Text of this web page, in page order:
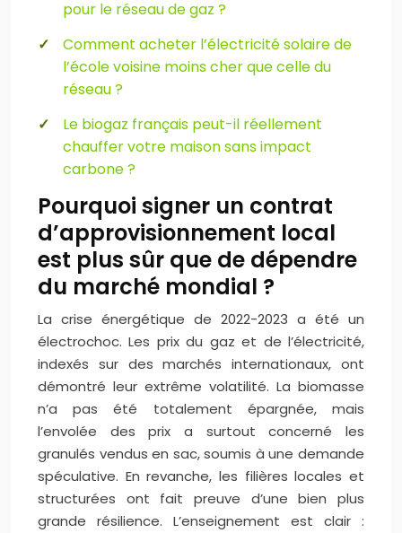
pour le réseau de gaz ?
Comment acheter l’électricité solaire de
l’école voisine moins cher que celle du
réseau ?
Le biogaz français peut-il réellement
chauffer votre maison sans impact
carbone ?
Pourquoi signer un contrat
d’approvisionnement local
est plus sûr que de dépendre
du marché mondial ?
La crise énergétique de 2022-2023 a été un
électrochoc. Les prix du gaz et de l’électricité,
indexés sur des marchés internationaux, ont
démontré leur extrême volatilité. La biomasse
n’a pas été totalement épargnée, mais
l’envolée des prix a surtout concerné les
granulés vendus en sac, soumis à une demande
spéculative. En revanche, les filières locales et
structurées ont fait preuve d’une bien plus
grande résilience. L’enseignement est clair :